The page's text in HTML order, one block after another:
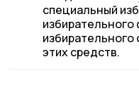
специальный
этих средств.